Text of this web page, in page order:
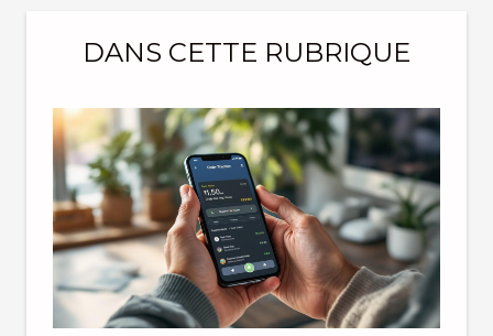
DANS CETTE RUBRIQUE